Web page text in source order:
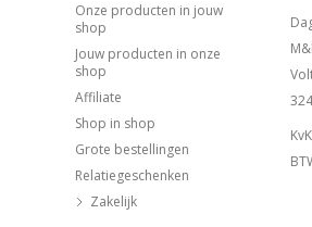
Onze producten in jouw
shop
Jouw producten in onze
shop
Affiliate
Shop in shop
Grote bestellingen
Relatiegeschenken
Zakelijk